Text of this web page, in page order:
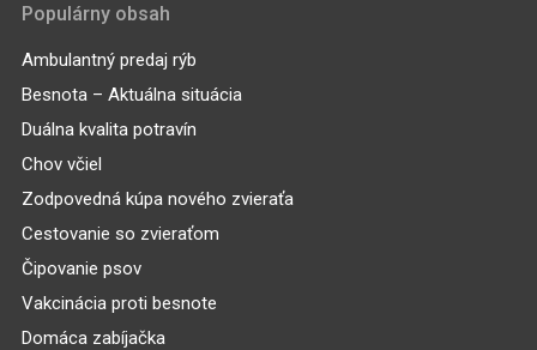
Populárny obsah
Ambulantný predaj rýb
Besnota – Aktuálna situácia
Duálna kvalita potravín
Chov včiel
Zodpovedná kúpa nového zvieraťa
Cestovanie so zvieraťom
Čipovanie psov
Vakcinácia proti besnote
Domáca zabíjačka